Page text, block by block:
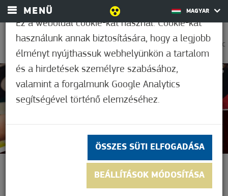
MENÜ MAGYAR
0
21,1°C
Nem értékelt
BORBÁR VÁRKONYI TIBIVEL
Ez a weboldal cookie-kat használ. Cookie-kat
használunk annak biztosítására, hogy a legjobb
élményt nyújthassuk webhelyünkön a tartalom
és a hirdetések személyre szabásához,
valamint a forgalmunk Google Analytics
segítségével történő elemzéséhez.
ÖSSZES SÜTI ELFOGADÁSA
BEÁLLÍTÁSOK MÓDOSÍTÁSA